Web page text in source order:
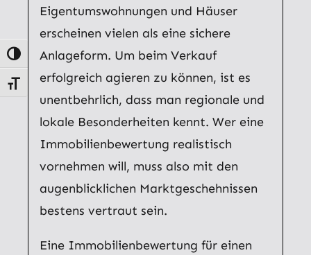
Umschalten auf hohe Kontraste
Schrift vergrößern
Eigentumswohnungen und Häuser
erscheinen vielen als eine sichere
Anlageform. Um beim Verkauf
erfolgreich agieren zu können, ist es
unentbehrlich, dass man regionale und
lokale Besonderheiten kennt. Wer eine
Immobilienbewertung realistisch
vornehmen will, muss also mit den
augenblicklichen Marktgeschehnissen
bestens vertraut sein.
Eine Immobilienbewertung für einen